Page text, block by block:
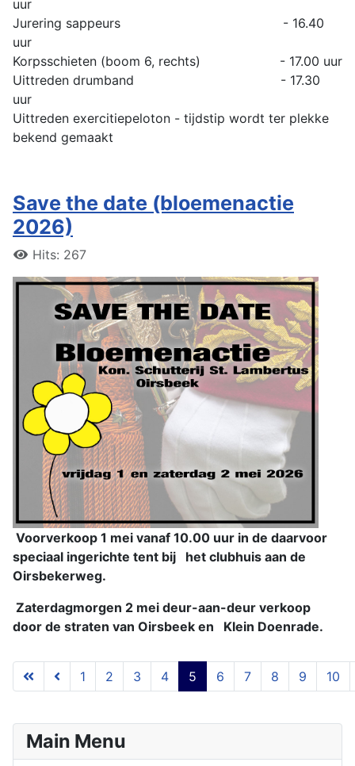
Main Menu
uur
Jurering sappeurs - 16.40
uur
Korpsschieten (boom 6, rechts) - 17.00 uur
Uittreden drumband - 17.30
uur
Uittreden exercitiepeloton - tijdstip wordt ter plekke
bekend gemaakt
Save the date (bloemenactie
2026)
Hits: 267
Voorverkoop 1 mei vanaf 10.00 uur in de daarvoor
speciaal ingerichte tent bij het clubhuis aan de
Oirsbekerweg.
Zaterdagmorgen 2 mei deur-aan-deur verkoop
door de straten van Oirsbeek en Klein Doenrade.
Pagina 5 van 54
1 2 3 4 5 6 7 8 9 10